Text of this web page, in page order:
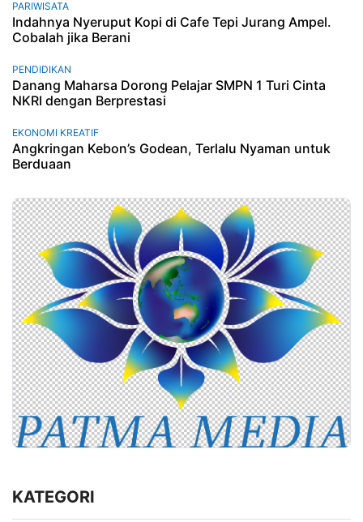
PARIWISATA
Indahnya Nyeruput Kopi di Cafe Tepi Jurang Ampel.
Cobalah jika Berani
PENDIDIKAN
Danang Maharsa Dorong Pelajar SMPN 1 Turi Cinta
NKRI dengan Berprestasi
EKONOMI KREATIF
Angkringan Kebon’s Godean, Terlalu Nyaman untuk
Berduaan
KATEGORI